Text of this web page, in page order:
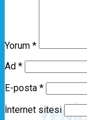
Yorum *
Ad *
E-posta *
İnternet sitesi